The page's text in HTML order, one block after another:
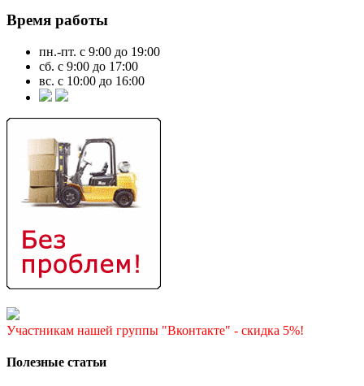
Время работы
пн.-пт. с 9:00 до 19:00
сб. с 9:00 до 17:00
вс. с 10:00 до 16:00
Участникам нашей группы "Вконтакте" - скидка 5%!
Полезные статьи